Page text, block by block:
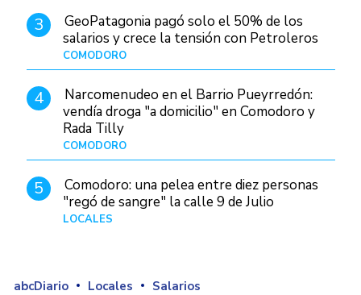
3
GeoPatagonia pagó solo el 50% de los
salarios y crece la tensión con Petroleros
COMODORO
4
Narcomenudeo en el Barrio Pueyrredón:
vendía droga "a domicilio" en Comodoro y
Rada Tilly
COMODORO
5
Comodoro: una pelea entre diez personas
"regó de sangre" la calle 9 de Julio
LOCALES
abcDiario Locales Salarios